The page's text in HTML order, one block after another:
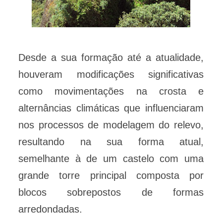
Desde a sua formação até a atualidade,
houveram modificações significativas
como movimentações na crosta e
alternâncias climáticas que influenciaram
nos processos de modelagem do relevo,
resultando na sua forma atual,
semelhante à de um castelo com uma
grande torre principal composta por
blocos sobrepostos de formas
arredondadas.